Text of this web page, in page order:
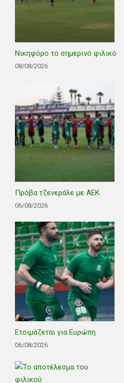
Νικηφόρο το σημερινό φιλικό
08/08/2026
Πρόβα τζενεράλε με ΑΕΚ
06/08/2026
Ετοιμάζεται για Ευρώπη
06/08/2026